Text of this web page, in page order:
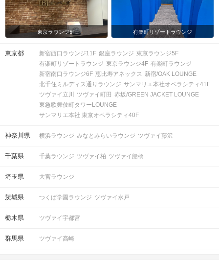
東京ラウンジ5F 有楽町リゾートラウンジ
東京都 新宿西口ラウンジ11F 銀座ラウンジ 東京ラウンジ5F
有楽町リゾートラウンジ 東京ラウンジ4F 有楽町ラウンジ
新宿南口ラウンジ6F 恵比寿アネックス 新宿/OAK LOUNGE
北千住ミルディス通りラウンジ サンマリエ本社オペラシティ41F
ツヴァイ立川
ツヴァイ町田 赤坂/GREEN JACKET LOUNGE
東急歌舞伎町タワーLOUNGE
サンマリエ本社 東京オペラシティ40F
神奈川県 横浜ラウンジ みなとみらいラウンジ ツヴァイ藤沢
千葉県 千葉ラウンジ ツヴァイ柏 ツヴァイ船橋
埼玉県 大宮ラウンジ
茨城県 つくば学園ラウンジ ツヴァイ水戸
栃木県 ツヴァイ宇都宮
群馬県 ツヴァイ高崎